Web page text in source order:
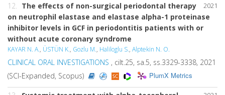
2021
12. The effects of non-surgical periodontal therapy
on neutrophil elastase and elastase alpha-1 proteinase
inhibitor levels in GCF in periodontitis patients with or
without acute coronary syndrome
KAYAR N. A., ÜSTÜN K., Gozlu M., Haliloglu S., Alptekin N. O.
CLINICAL ORAL INVESTIGATIONS , cilt.25, sa.5, ss.3329-3338, 2021
(SCI-Expanded, Scopus)
PlumX Metrics